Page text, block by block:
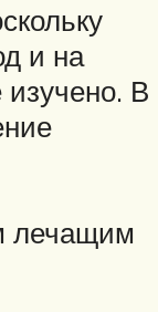
и на
В
лечащим